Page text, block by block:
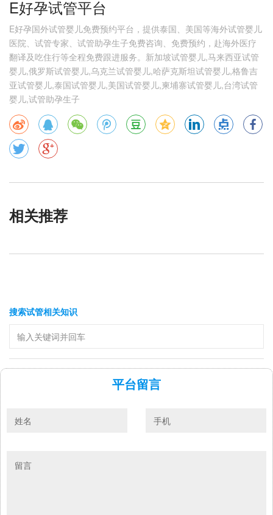
E好孕试管平台
E好孕国外试管婴儿免费预约平台，提供泰国、美国等海外试管婴儿
医院、试管专家、试管助孕生子免费咨询、免费预约，赴海外医疗
翻译及吃住行等全程免费跟进服务。新加坡试管婴儿,马来西亚试管
婴儿,俄罗斯试管婴儿,乌克兰试管婴儿,哈萨克斯坦试管婴儿,格鲁吉
亚试管婴儿,泰国试管婴儿,美国试管婴儿,柬埔寨试管婴儿,台湾试管
婴儿,试管助孕生子
相关推荐
搜索试管相关知识
平台留言